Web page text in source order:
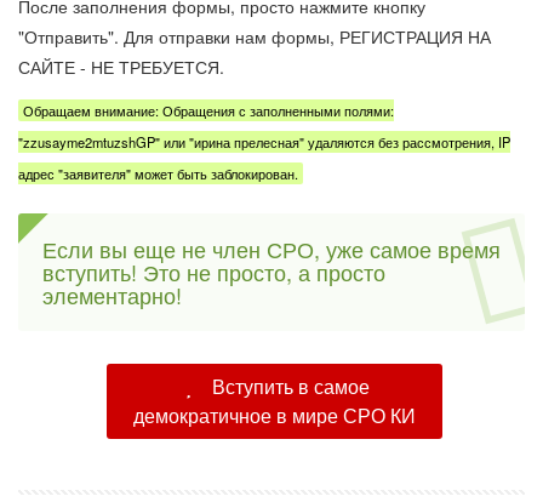
После заполнения формы, просто нажмите кнопку
"Отправить". Для отправки нам формы, РЕГИСТРАЦИЯ НА
САЙТЕ - НЕ ТРЕБУЕТСЯ.
Обращаем внимание: Обращения с заполненными полями:
"zzusayme2mtuzshGP" или "ирина прелесная" удаляются без рассмотрения, IP
адрес "заявителя" может быть заблокирован.
Если вы еще не член СРО, уже самое время
вступить! Это не просто, а просто
элементарно!
Вступить в самое
демократичное в мире СРО КИ